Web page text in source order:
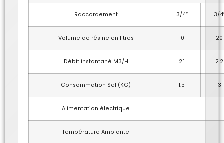
Raccordement 3/4″ 3/
Volume de résine en litres 10 20
Débit instantané M3/H 2.1 2.2
Consommation Sel (KG) 1.5 3
Alimentation électrique
Température Ambiante